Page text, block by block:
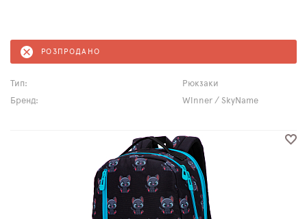
РОЗПРОДАНО
Тип:
Рюкзаки
Бренд:
Winner / SkyName